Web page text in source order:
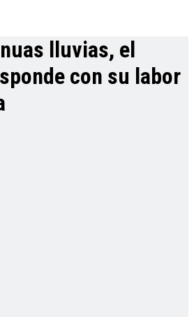
lluvias, el
con su labor